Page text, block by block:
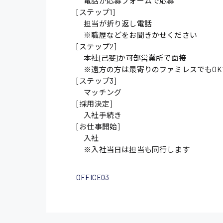
[ステップ1]
担当が折り返し電話
※職歴などをお聞きかせください
[ステップ2]
本社(己斐)か可部営業所で面接
※遠方の方は最寄りのファミレスでも
[ステップ3]
マッチング
[採用決定]
入社手続き
[お仕事開始]
入社
※入社当日は担当も同行します
OFFICE03